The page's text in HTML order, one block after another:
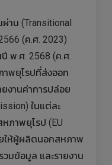
าน (Transitional
(ค.ศ. 2023)
พ.ศ. 2568 (ค.ศ.
าพยุโรปที่ส่งออก
งานค่าการปล่อย
ในแต่ละ
ภาพยุโรป (EU
ให้ผู้ผลิตนอกสหภาพ
มข้อมูล และรายงาน